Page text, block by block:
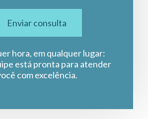
Enviar consulta
hora, em qualquer lugar:
está pronta para atender
com excelência.